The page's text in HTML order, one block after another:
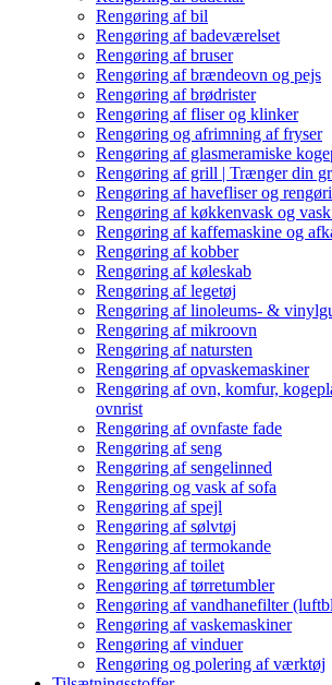
Rengøring af bil
Rengøring af badeværelset
Rengøring af bruser
Rengøring af brændeovn og pejs
Rengøring af brødrister
Rengøring af fliser og klinker
Rengøring og afrimning af fryser
Rengøring af glasmeramiske
Rengøring af grill | Trænger din
Rengøring af havefliser og
Rengøring af køkkenvask og
Rengøring af kaffemaskine og
Rengøring af kobber
Rengøring af køleskab
Rengøring af legetøj
Rengøring af linoleums- &
Rengøring af mikroovn
Rengøring af natursten
Rengøring af opvaskemaskiner
Rengøring af ovn, komfur,
ovnrist
Rengøring af ovnfaste fade
Rengøring af seng
Rengøring af sengelinned
Rengøring og vask af sofa
Rengøring af spejl
Rengøring af sølvtøj
Rengøring af termokande
Rengøring af toilet
Rengøring af tørretumbler
Rengøring af vandhanefilter
Rengøring af vaskemaskiner
Rengøring af vinduer
Rengøring og polering af værktøj